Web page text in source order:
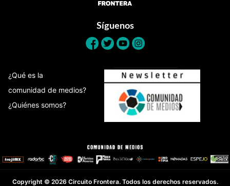
Síguenos
¿Qué es la
comunidad de medios?
¿Quiénes somos?
Copyright © 2026 Circuito Frontera. Todos los derechos reservados.